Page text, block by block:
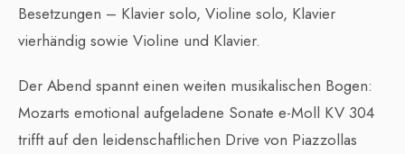
Besetzungen – Klavier solo, Violine solo, Klavier
vierhändig sowie Violine und Klavier.
Der Abend spannt einen weiten musikalischen Bogen:
Mozarts emotional aufgeladene Sonate e-Moll KV 304
trifft auf den leidenschaftlichen Drive von Piazzollas